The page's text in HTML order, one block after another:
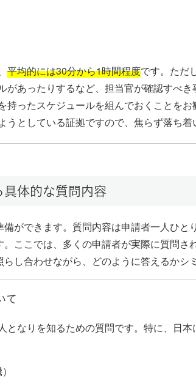
平均的には30分から1時間程度です。ただ
あったりするなど、担当官が確認すべ
ったスケジュールを組んでおくことを
としている証拠ですので、焦らず落ち着
具体的な質問内容
ができます。質問内容は申請者一人ひと
ここでは、多くの申請者が実際に質問
し合わせながら、どのように答えるかシ
て
なりを知るための質問です。特に、日